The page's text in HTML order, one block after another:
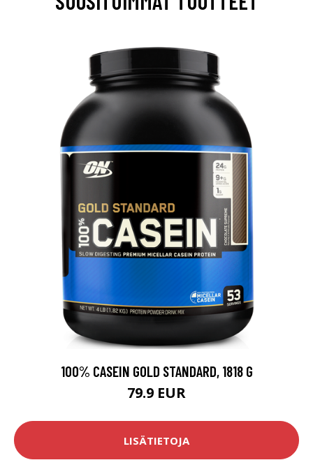
100% CASEIN GOLD STANDARD, 1818 G
79.9 EUR
LISÄTIETOJA